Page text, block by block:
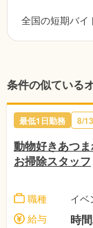
全国の短期バイ
条件の似ている
最低1日勤務 8/13
動物好きあつ
お掃除スタッフ
職種
イベ
給与
時